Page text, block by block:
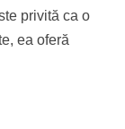
privită ca o
ea oferă